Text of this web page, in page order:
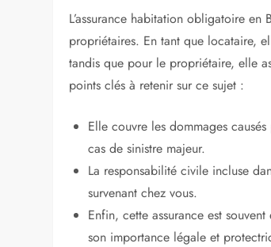
L’assurance habitation obligatoire
propriétaires. En tant que locataire,
tandis que pour le propriétaire, elle
points clés à retenir sur ce sujet :
Elle couvre les dommages
cas de sinistre majeur.
La responsabilité civile incluse
survenant chez vous.
Enfin, cette assurance est
son importance légale et